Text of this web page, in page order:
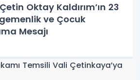
Oktay Kaldırım’ın 23
ve Çocuk
Mesajı